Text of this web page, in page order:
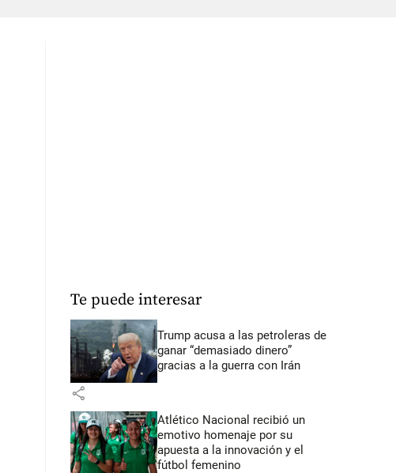
Te puede interesar
Trump acusa a las petroleras de
ganar “demasiado dinero”
gracias a la guerra con Irán
share
Atlético Nacional recibió un
emotivo homenaje por su
apuesta a la innovación y el
fútbol femenino